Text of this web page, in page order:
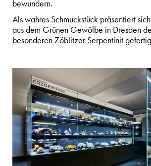
bewundern.
Als wahres Schmuckstück präsentiert
aus dem Grünen Gewölbe in Dresden
besonderen Zöblitzer Serpentinit